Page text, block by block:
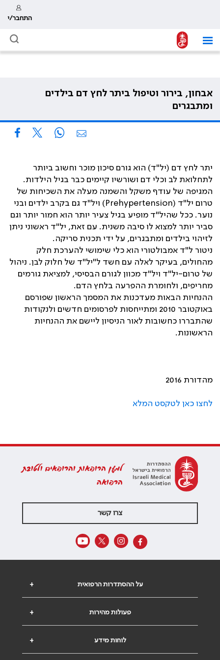
התחבר/י
אבחון, בירור וטיפול ביתר לחץ דם בילדים
ומתבגרים
יתר לחץ דם (יל"ד) הוא גורם סיכון מוכר וחשוב ביותר
לתחלואת לב וכלי דם ושורשיו קיימים כבר בגיל הילדות.
המגיפה של עודף משקל והשמנה מעלה את השכיחות של
טרום יל"ד (Prehypertension) ויל"ד גם בקרב ילדים ובני
נוער. ככל שהיל"ד מופיע בגיל צעיר יותר הוא חמור יותר וגם
סביר יותר למצוא לו סיבה משנית. עם זאת, יל"ד ראשוני ניתן
לזיהוי בילדים ומתבגרים, על ידי תכנית סריקה .
ניטור ל"ד אמבולטורי הוא כלי שימושי להערכת חלק
מהחולים, בעיקר לאלה עם חשד ל"יל"ד של חלוק לבן. ניהול
של טרום-יל"ד ויל"ד מכוון לגורם הבסיסי, למציאת גורמים
מחריפים, ולחומרת ההפרעה בלחץ הדם.
ההנחיות הבאות מעדכנות את המסמך הראשון שפורסם
באוקטובר
ומתייחסות לפרסומים חדשים ולנקודות
שהתבררו כחשובות לאור הניסיון ליישם את ההנחיות
הראשונות.
מהדורת 2016
לחצו כאן לטקסט המלא
למען הרופאות והרופאים ולטובת
הרפואה
צרו קשר
+ על ההסתדרות הרפואית
+ פעולות מהירות
+ לוחות מידע